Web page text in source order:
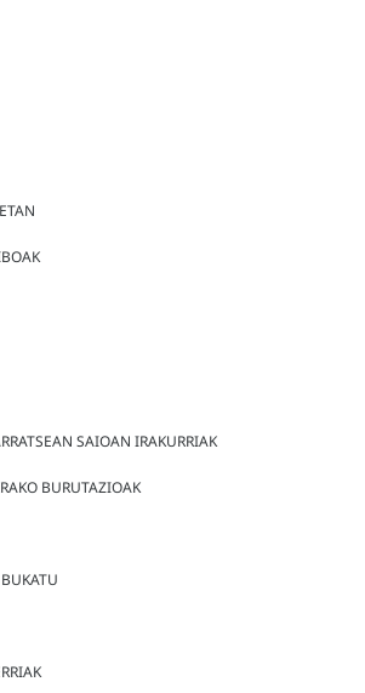
SAIOAN IRAKURRIAK
BURUTAZIOAK